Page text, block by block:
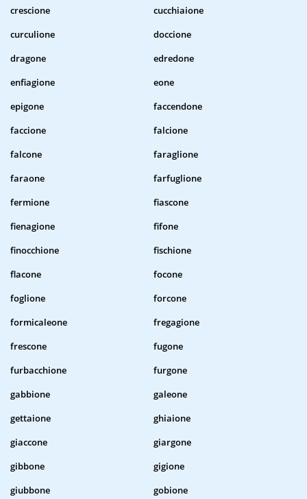
crescione
cucchiaione
curculione
doccione
dragone
edredone
enfiagione
eone
epigone
faccendone
faccione
falcione
falcone
faraglione
faraone
farfuglione
fermione
fiascone
fienagione
fifone
finocchione
fischione
flacone
focone
foglione
forcone
formicaleone
fregagione
frescone
fugone
furbacchione
furgone
gabbione
galeone
gettaione
ghiaione
giaccone
giargone
gibbone
gigione
giubbone
gobione